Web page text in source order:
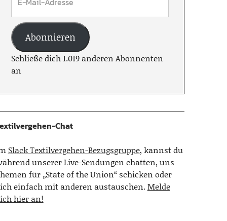
Abonnieren
Schließe dich 1.019 anderen Abonnenten
an
Chat
Slack Textilvergehen-Bezugsgruppe, kannst du
unserer Live-Sendungen chatten, uns
für „State of the Union“ schicken oder
einfach mit anderen austauschen.Melde
hier an!